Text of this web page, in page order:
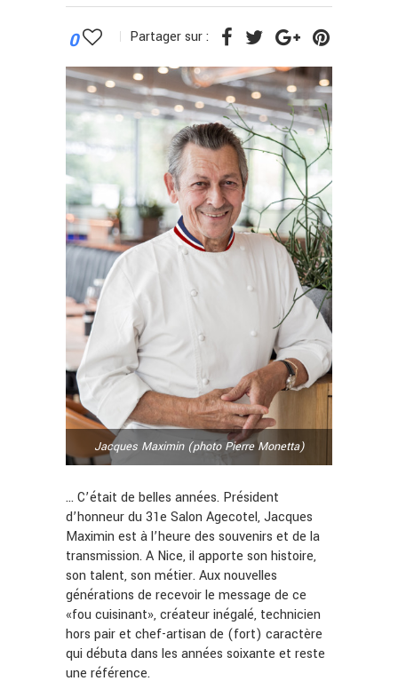
0 Partager sur :
Jacques Maximin (photo Pierre Monetta)
… C’était de belles années. Président
d’honneur du 31e Salon Agecotel, Jacques
Maximin est à l’heure des souvenirs et de la
transmission. A Nice, il apporte son histoire,
son talent, son métier. Aux nouvelles
générations de recevoir le message de ce
«fou cuisinant», créateur inégalé, technicien
hors pair et chef-artisan de (fort) caractère
qui débuta dans les années soixante et reste
une référence.